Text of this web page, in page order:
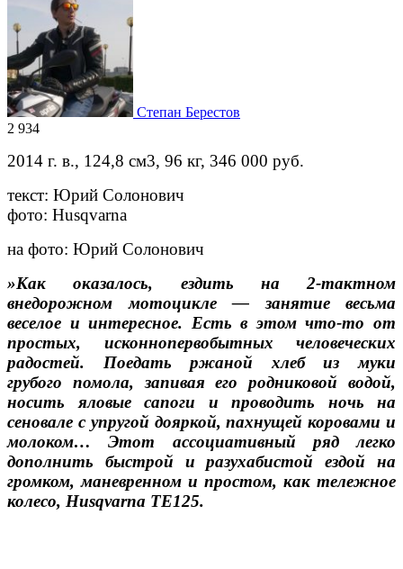
Степан Берестов
2 934
2014 г. в., 124,8 см3, 96 кг, 346 000 руб.
текст: Юрий Солонович
фото: Husqvarna
на фото: Юрий Солонович
»Как оказалось, ездить на 2-тактном
внедорожном мотоцикле — занятие весьма
веселое и интересное. Есть в этом что-то от
простых, исконнопервобытных человеческих
радостей. Поедать ржаной хлеб из муки
грубого помола, запивая его родниковой водой,
носить яловые сапоги и проводить ночь на
сеновале с упругой дояркой, пахнущей коровами и
молоком… Этот ассоциативный ряд легко
дополнить быстрой и разухабистой ездой на
громком, маневренном и простом, как тележное
колесо, Husqvarna TE125.